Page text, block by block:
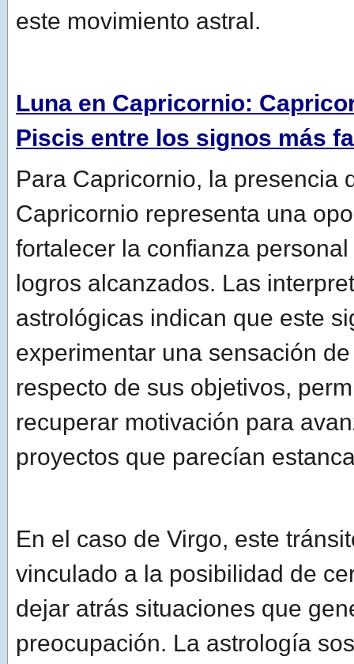
este movimiento astral.
Luna en Capricornio:
Piscis entre los signos más
Para Capricornio, la presencia
Capricornio representa una
fortalecer la confianza
logros alcanzados. Las
astrológicas indican que este
experimentar una sensación
respecto de sus objetivos,
recuperar motivación para
proyectos que parecían
En el caso de Virgo, este
vinculado a la posibilidad de
dejar atrás situaciones que
preocupación. La astrología